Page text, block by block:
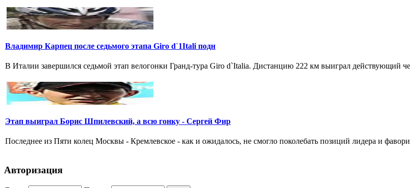
Владимир Карпец после седьмого этапа Giro d`1Itali подн
В Италии завершился седьмой этап велогонки Гранд-тура Giro d`Italia. Дистанцию 222 км выиграл действующий
Этап выиграл Борис Шпилевский, а всю гонку - Сергей Фир
Последнее из Пяти колец Москвы - Кремлевское - как и ожидалось, не смогло поколебать позиций лидера и
Авторизация